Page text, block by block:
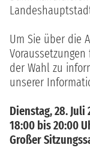
Um Sie über die
der Wahl zu
unserer
Dienstag, 28. Juli
18:00 bis 20:00
Großer